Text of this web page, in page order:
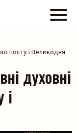
посту і Великодня
духовні
і